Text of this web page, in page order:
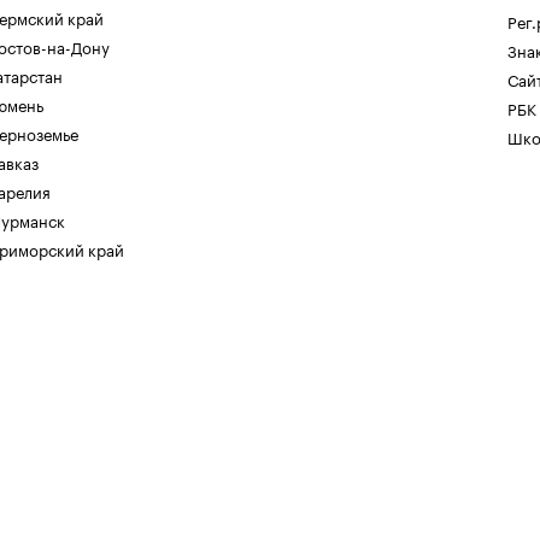
край
на-Дону
край